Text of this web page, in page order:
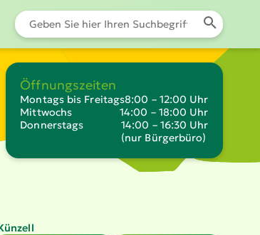
Öffnungszeiten
Montags bis Freitags8:00 – 12:00 Uhr
Mittwochs
14:00 – 18:00 Uhr
Donnerstags
14:00 – 16:30 Uhr
(nur Bürgerbüro)